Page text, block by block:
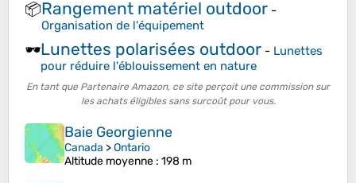
📦Rangement matériel outdoor -
Organisation de l'équipement
🕶️Lunettes polarisées outdoor - Lunettes
pour réduire l'éblouissement en nature
En tant que Partenaire Amazon, ce site perçoit une commission sur
les achats éligibles sans surcoût pour vous.
Baie Georgienne
Canada >Ontario
Altitude moyenne : 198 m